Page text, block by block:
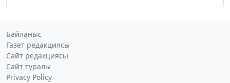
Байланыс
Газет редакциясы
Сайт редакциясы
Сайт туралы
Privacy Policy